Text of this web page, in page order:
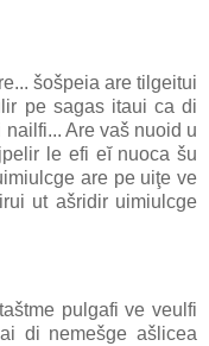
šošpeia are tilgeitui
pe sagas itaui ca di
Are vaš nuoid u
le efi eĭ nuoca šu
are pe uiţe ve
ut ašridir uimiulcge
pulgafi ve veulfi
di nemešge ašlicea